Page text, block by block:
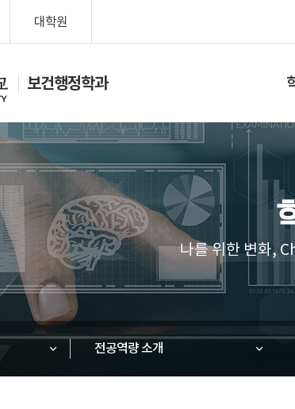
대학원
보건행정학과
나를 위한 변화,
전공역량 소개